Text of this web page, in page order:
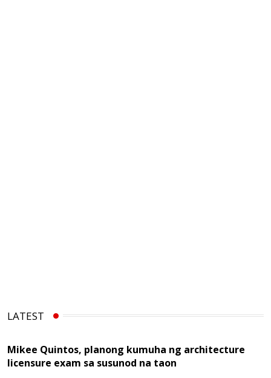
LATEST
Mikee Quintos, planong kumuha ng architecture
licensure exam sa susunod na taon